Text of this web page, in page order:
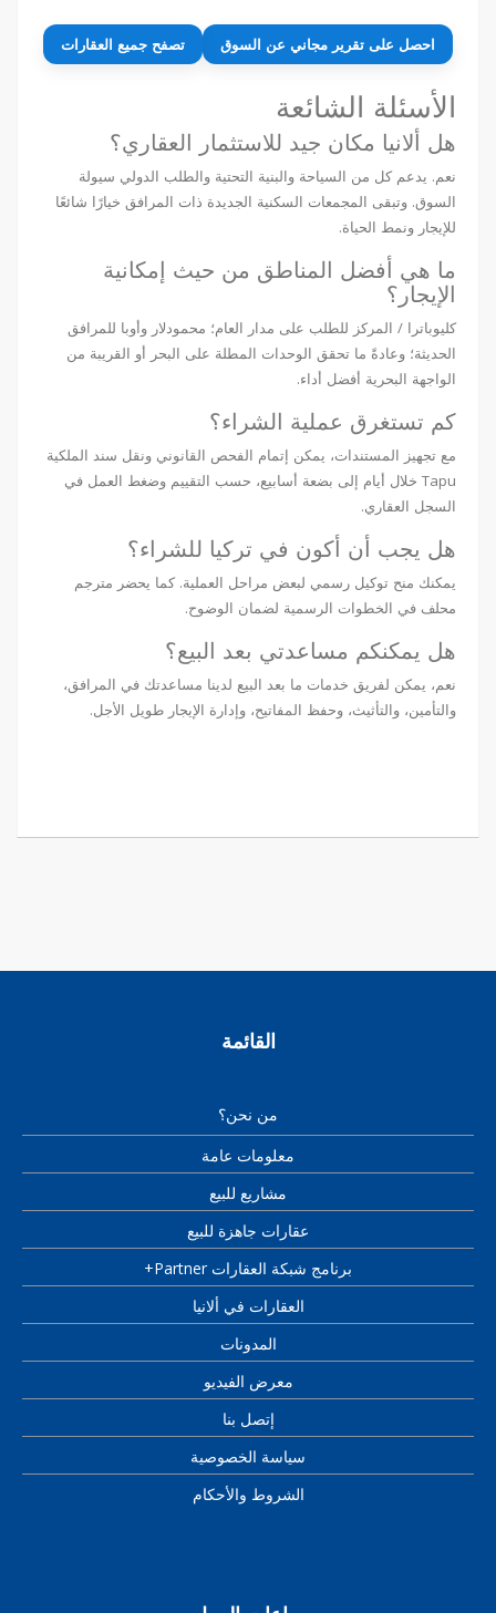
احصل على تقرير مجاني عن السوق تصفح جميع العقارات
الأسئلة الشائعة
هل ألانيا مكان جيد للاستثمار العقاري؟
نعم. يدعم كل من السياحة والبنية التحتية والطلب الدولي سيولة
السوق. وتبقى المجمعات السكنية الجديدة ذات المرافق خيارًا شائعًا
للإيجار ونمط الحياة.
ما هي أفضل المناطق من حيث إمكانية
الإيجار؟
كليوباترا / المركز للطلب على مدار العام؛ محمودلار وأوبا للمرافق
الحديثة؛ وعادةً ما تحقق الوحدات المطلة على البحر أو القريبة من
الواجهة البحرية أفضل أداء.
كم تستغرق عملية الشراء؟
مع تجهيز المستندات، يمكن إتمام الفحص القانوني ونقل سند الملكية
Tapu خلال أيام إلى بضعة أسابيع، حسب التقييم وضغط العمل في
السجل العقاري.
هل يجب أن أكون في تركيا للشراء؟
يمكنك منح توكيل رسمي لبعض مراحل العملية. كما يحضر مترجم
محلف في الخطوات الرسمية لضمان الوضوح.
هل يمكنكم مساعدتي بعد البيع؟
نعم، يمكن لفريق خدمات ما بعد البيع لدينا مساعدتك في المرافق،
والتأمين، والتأثيث، وحفظ المفاتيح، وإدارة الإيجار طويل الأجل.
القائمة
من نحن؟
معلومات عامة
مشاريع للبيع
عقارات جاهزة للبيع
برنامج شبكة العقارات Partner+
العقارات في ألانيا
المدونات
معرض الفيديو
إتصل بنا
سياسة الخصوصية
الشروط والأحكام